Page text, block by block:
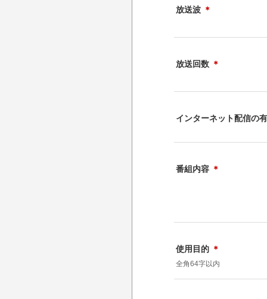
放送波 ＊
放送回数 ＊
インターネット配信の
番組内容 ＊
使用目的 ＊
全角64字以内